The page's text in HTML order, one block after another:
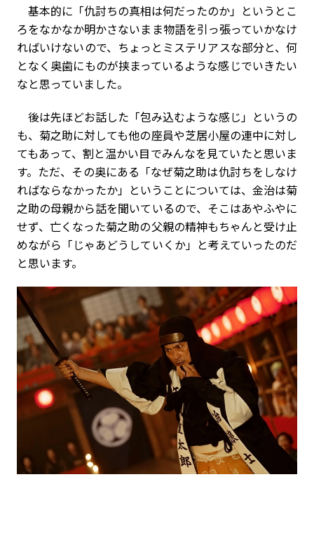
基本的に「仇討ちの真相は何だったのか」というとこ
ろをなかなか明かさないまま物語を引っ張っていかなけ
ればいけないので、ちょっとミステリアスな部分と、何
となく奥歯にものが挟まっているような感じでいきたい
なと思っていました。
後は先ほどお話した「包み込むような感じ」というの
も、菊之助に対しても他の座員や芝居小屋の連中に対し
てもあって、割と温かい目でみんなを見ていたと思いま
す。ただ、その奥にある「なぜ菊之助は仇討ちをしなけ
ればならなかったか」ということについては、金治は菊
之助の母親から話を聞いているので、そこはあやふやに
せず、亡くなった菊之助の父親の精神もちゃんと受け止
めながら「じゃあどうしていくか」と考えていったのだ
と思います。